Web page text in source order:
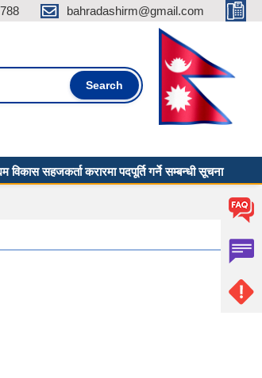
bahradashirm@gmail.com
form
सहजकर्ता करारमा पदपूर्ति गर्ने सम्बन्धी सूचना ।